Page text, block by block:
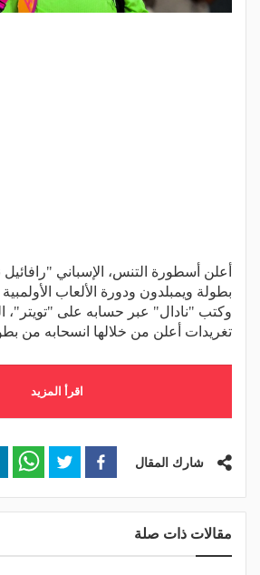
أعلن أسطورة التنس، الإسباني
وكتب "نادال" عبر حسابه على "تويتر"،
تغريدات أعلن من خلالها انسحابه من
اقرأ المزيد
شارك المقال
مقالات ذات صلة